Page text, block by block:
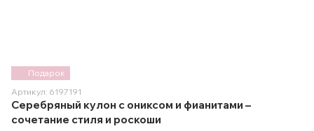
Подарок
Артикул: 6197191
Серебряный кулон с ониксом и фианитами –
сочетание стиля и роскоши